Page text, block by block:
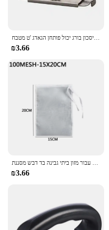
₪3.66
₪3.66